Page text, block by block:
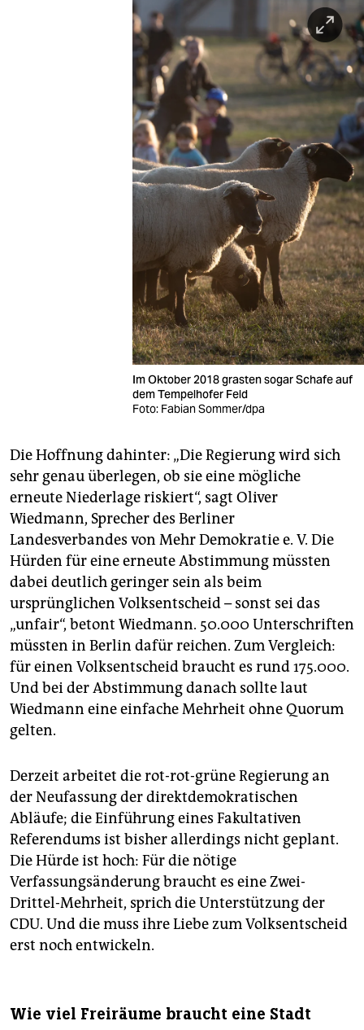
Im Oktober 2018 grasten sogar Schafe auf
dem Tempelhofer Feld
Foto: Fabian Sommer/dpa
Die Hoffnung dahinter: „Die Regierung wird sich
sehr genau überlegen, ob sie eine mögliche
erneute Niederlage riskiert“, sagt Oliver
Wiedmann, Sprecher des Berliner
Landesverbandes von Mehr Demokratie e. V. Die
Hürden für eine erneute Abstimmung müssten
dabei deutlich geringer sein als beim
ursprünglichen Volksentscheid – sonst sei das
„unfair“, betont Wiedmann. 50.000 Unterschriften
müssten in Berlin dafür reichen. Zum Vergleich:
für einen Volksentscheid braucht es rund 175.000.
Und bei der Abstimmung danach sollte laut
Wiedmann eine einfache Mehrheit ohne Quorum
gelten.
Derzeit arbeitet die rot-rot-grüne Regierung an
der Neufassung der direktdemokratischen
Abläufe; die Einführung eines Fakultativen
Referendums ist bisher allerdings nicht geplant.
Die Hürde ist hoch: Für die nötige
Verfassungsänderung braucht es eine Zwei-
Drittel-Mehrheit, sprich die Unterstützung der
CDU. Und die muss ihre Liebe zum Volksentscheid
erst noch entwickeln.
Wie viel Freiräume braucht eine Stadt